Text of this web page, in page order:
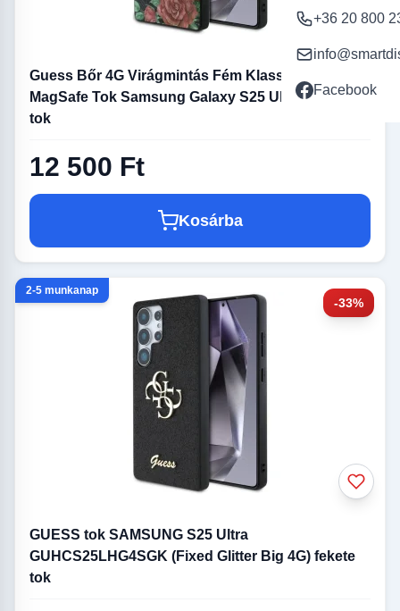
+36 20 800
Facebook
Guess Bőr 4G Virágmintás Fém Klasszikus Logós
MagSafe Tok Samsung Galaxy S25 Ultra - Fekete
tok
12 500 Ft
Kosárba
-33%
2-5 munkanap
GUESS tok SAMSUNG S25 Ultra
GUHCS25LHG4SGK (Fixed Glitter Big 4G) fekete
tok